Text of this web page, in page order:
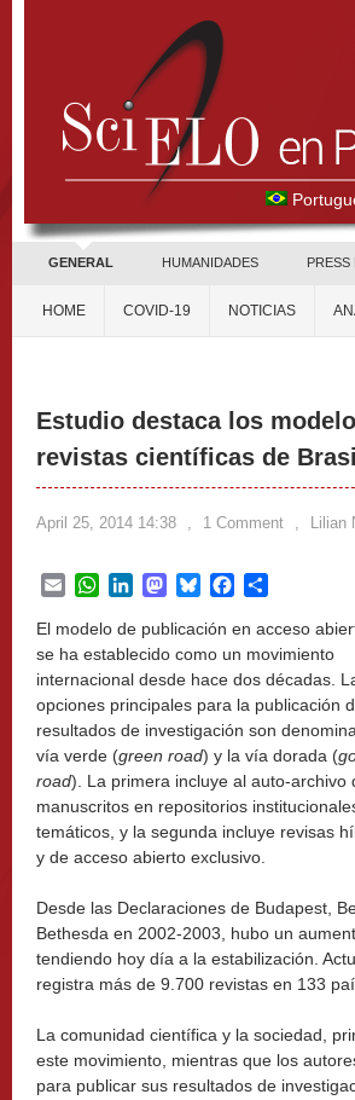
GENERAL HUMANIDADES PRESS
HOME COVID-19 NOTICIAS
Estudio destaca los
revistas científicas de
April 25, 2014 14:38 , 1 Comment , Lilian
EmailWhatsApp
LinkedInMastodon
BlueskyFacebook
El modelo de publicación en acceso
se ha establecido como un movimiento
internacional desde hace dos décadas.
opciones principales para la publicación
resultados de investigación son
vía verde (green road) y la vía dorada (
road). La primera incluye al auto-archivo
manuscritos en repositorios
temáticos, y la segunda incluye revisas
y de acceso abierto exclusivo.
Desde las Declaraciones de Budapest,
Bethesda en 2002-2003, hubo un
tendiendo hoy día a la estabilización.
registra más de 9.700 revistas en 133
La comunidad científica y la sociedad,
este movimiento, mientras que los
para publicar sus resultados de